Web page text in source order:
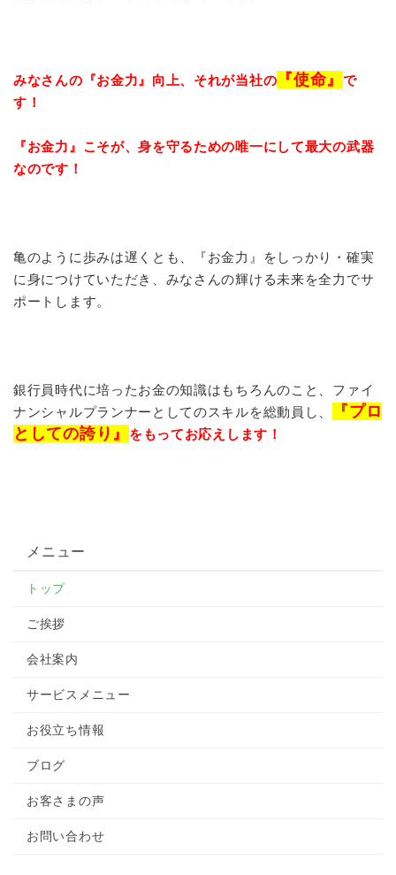
みなさんの『お金力』向上、それが当社の 『使命』で
す！
『お金力』こそが、身を守るための唯一にして最大の武器
なのです！
亀のように歩みは遅くとも、『お金力』をしっかり・確実
に身につけていただき、みなさんの輝ける未来を全力でサ
ポートします。
銀行員時代に培ったお金の知識はもちろんのこと、ファイ
ナンシャルプランナーとしてのスキルを総動員し、
『プロ
としての誇り』
をもってお応えします！
メニュー
トップ
ご挨拶
会社案内
サービスメニュー
お役立ち情報
ブログ
お客さまの声
お問い合わせ